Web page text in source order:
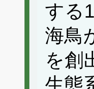
する
海鳥
を創
生態